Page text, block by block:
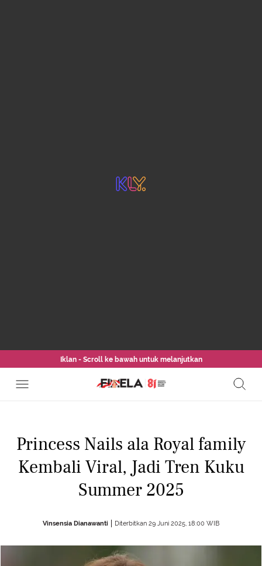
Iklan - Scroll ke bawah untuk melanjutkan
Princess Nails ala Royal family
Kembali Viral, Jadi Tren Kuku
Summer 2025
Vinsensia Dianawanti Diterbitkan 29 Juni 2025, 18:00 WIB